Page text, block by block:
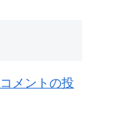
メントの投